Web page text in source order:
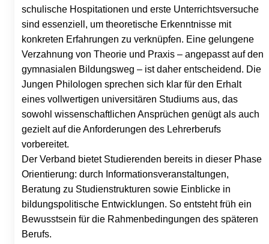
schulische Hospitationen und erste Unterrichtsversuche
sind essenziell, um theoretische Erkenntnisse mit
konkreten Erfahrungen zu verknüpfen. Eine gelungene
Verzahnung von Theorie und Praxis – angepasst auf den
gymnasialen Bildungsweg – ist daher entscheidend. Die
Jungen Philologen sprechen sich klar für den Erhalt
eines vollwertigen universitären Studiums aus, das
sowohl wissenschaftlichen Ansprüchen genügt als auch
gezielt auf die Anforderungen des Lehrerberufs
vorbereitet.
Der Verband bietet Studierenden bereits in dieser Phase
Orientierung: durch Informationsveranstaltungen,
Beratung zu Studienstrukturen sowie Einblicke in
bildungspolitische Entwicklungen. So entsteht früh ein
Bewusstsein für die Rahmenbedingungen des späteren
Berufs.